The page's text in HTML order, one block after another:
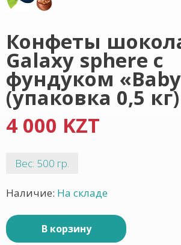
Конфеты
Galaxy sphere с
фундуком
(упаковка 0,5 кг)
4 000 KZT
Вес: 500 гр.
Наличие: На складе
В корзину